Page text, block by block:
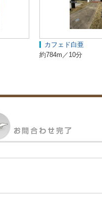
カフェド白亜
約784m／10分